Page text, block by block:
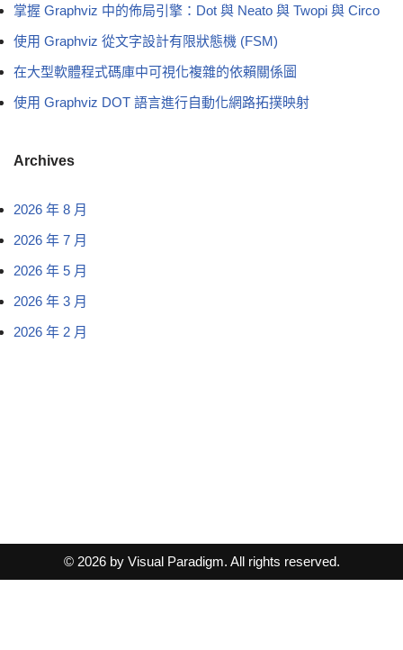
掌握 Graphviz 中的佈局引擎：Dot 與 Neato 與 Twopi 與 Circo
使用 Graphviz 從文字設計有限狀態機 (FSM)
在大型軟體程式碼庫中可視化複雜的依賴關係圖
使用 Graphviz DOT 語言進行自動化網路拓撲映射
Archives
2026 年 8 月
2026 年 7 月
2026 年 5 月
2026 年 3 月
2026 年 2 月
© 2026 by Visual Paradigm. All rights reserved.